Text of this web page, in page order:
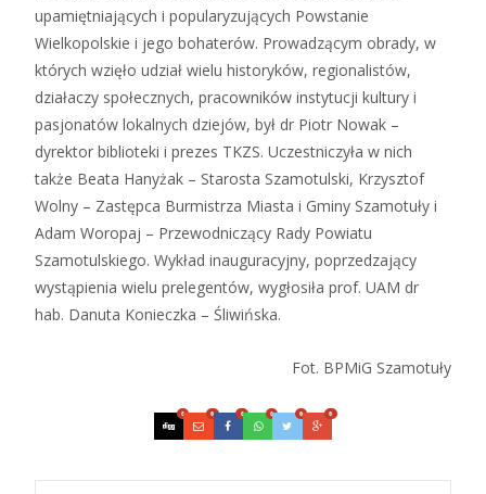
upamiętniających i popularyzujących Powstanie
Wielkopolskie i jego bohaterów. Prowadzącym obrady, w
których wzięło udział wielu historyków, regionalistów,
działaczy społecznych, pracowników instytucji kultury i
pasjonatów lokalnych dziejów, był dr Piotr Nowak –
dyrektor biblioteki i prezes TKZS. Uczestniczyła w nich
także Beata Hanyżak – Starosta Szamotulski, Krzysztof
Wolny – Zastępca Burmistrza Miasta i Gminy Szamotuły i
Adam Woropaj – Przewodniczący Rady Powiatu
Szamotulskiego. Wykład inauguracyjny, poprzedzający
wystąpienia wielu prelegentów, wygłosiła prof. UAM dr
hab. Danuta Konieczka – Śliwińska.
Fot. BPMiG Szamotuły
0 0 0 0 0 0